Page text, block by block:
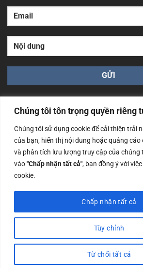
Chúng tôi tôn trọng quyền riêng
Chúng tôi sử dụng cookie để cải thiện trải
của bạn, hiển thị nội dung hoặc quảng
và phân tích lưu lượng truy cập của chúng
vào"Chấp nhận tất cả", bạn đồng ý với
cookie.
Tùy chỉnh
Từ chối tất cả
Chấp nhận tất cả
Công ty TNHH Nam Bình Xương - Số
cấp ngày 14/06/2019 bởi Sở Kế
Nội
Copyrights @2023 Nam Binh Xuong. All